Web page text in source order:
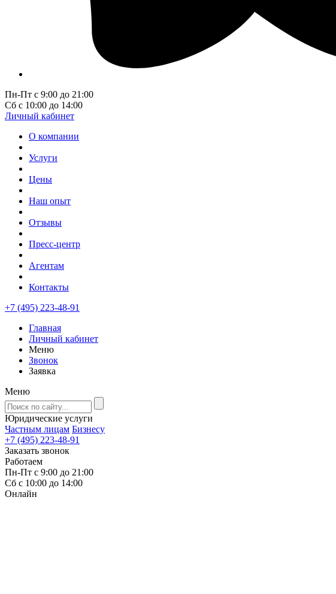
Пн-Пт с 9:00 до 21:00
Сб с 10:00 до 14:00
Личный кабинет
О компании
Услуги
Цены
Наш опыт
Отзывы
Пресс-центр
Агентам
Контакты
+7 (495) 223-48-91
Главная
Личный кабинет
Меню
Звонок
Заявка
Меню
Юридические услуги
Частным лицам Бизнесу
+7 (495) 223-48-91
Заказать звонок
Работаем
Пн-Пт с 9:00 до 21:00
Сб с 10:00 до 14:00
Онлайн